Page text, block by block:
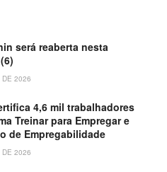
será reaberta nesta
DE 2026
4,6 mil trabalhadores
Treinar para Empregar e
de Empregabilidade
DE 2026